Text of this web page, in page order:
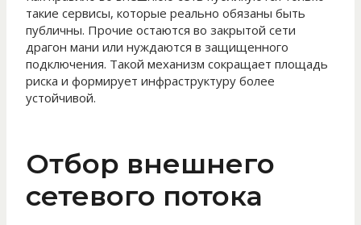
такие сервисы, которые реально обязаны быть
публичны. Прочие остаются во закрытой сети
драгон мани или нуждаются в защищенного
подключения. Такой механизм сокращает площадь
риска и формирует инфраструктуру более
устойчивой.
Отбор внешнего
сетевого потока